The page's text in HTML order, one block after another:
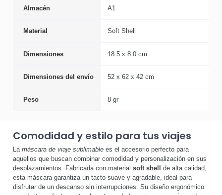
Almacén A1
Material Soft Shell
Dimensiones 18.5 x 8.0 cm
Dimensiones del envío 52 x 62 x 42 cm
Peso 8 gr
Comodidad y estilo para tus viajes
La máscara de viaje sublimable es el accesorio perfecto para
aquellos que buscan combinar comodidad y personalización en sus
desplazamientos. Fabricada con material soft shell
de alta calidad,
esta máscara garantiza un tacto suave y agradable, ideal para
disfrutar de un descanso sin interrupciones. Su diseño ergonómico